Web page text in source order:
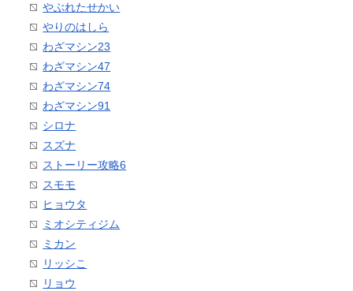
やぶれたせかい
やりのはしら
わざマシン23
わざマシン47
わざマシン74
わざマシン91
シロナ
スズナ
ストーリー攻略6
スモモ
ヒョウタ
ミオシティジム
ミカン
リッシこ
リョウ